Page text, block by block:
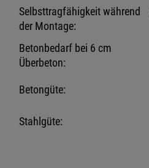
Selbsttragfähigkeit während
der Montage:
Betonbedarf bei 6 cm
Überbeton:
Betongüte:
Stahlgüte: